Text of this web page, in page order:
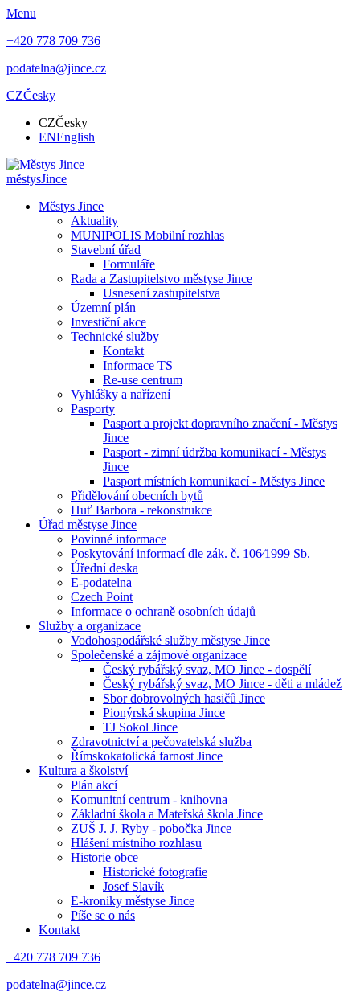
Menu
+420 778 709 736
podatelna@jince.cz
CZČesky
CZČesky
ENEnglish
městysJince
Městys Jince
Aktuality
MUNIPOLIS Mobilní rozhlas
Stavební úřad
Formuláře
Rada a Zastupitelstvo městyse Jince
Usnesení zastupitelstva
Územní plán
Investiční akce
Technické služby
Kontakt
Informace TS
Re-use centrum
Vyhlášky a nařízení
Pasporty
Pasport a projekt dopravního značení - Městys
Jince
Pasport - zimní údržba komunikací - Městys
Jince
Pasport místních komunikací - Městys Jince
Přidělování obecních bytů
Huť Barbora - rekonstrukce
Úřad městyse Jince
Povinné informace
Poskytování informací dle zák. č. 106⁄1999 Sb.
Úřední deska
E-podatelna
Czech Point
Informace o ochraně osobních údajů
Služby a organizace
Vodohospodářské služby městyse Jince
Společenské a zájmové organizace
Český rybářský svaz, MO Jince - dospělí
Český rybářský svaz, MO Jince - děti a mládež
Sbor dobrovolných hasičů Jince
Pionýrská skupina Jince
TJ Sokol Jince
Zdravotnictví a pečovatelská služba
Římskokatolická farnost Jince
Kultura a školství
Plán akcí
Komunitní centrum - knihovna
Základní škola a Mateřská škola Jince
ZUŠ J. J. Ryby - pobočka Jince
Hlášení místního rozhlasu
Historie obce
Historické fotografie
Josef Slavík
E-kroniky městyse Jince
Píše se o nás
Kontakt
+420 778 709 736
podatelna@jince.cz